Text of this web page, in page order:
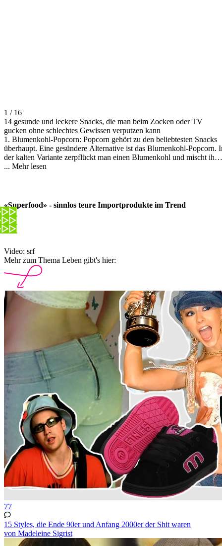
1 / 16
14 gesunde und leckere Snacks, die man beim Zocken oder TV
gucken ohne schlechtes Gewissen verputzen kann
1. Blumenkohl-Popcorn: Popcorn gehört zu den beliebtesten Snacks
überhaupt. Eine gesündere Alternative ist das Blumenkohl-Popcorn.
der kalten Variante zerpflückt man einen Blumenkohl und mischt ihn
in einem Plastiksack mit Nährhefe, Salz, Pfeffer, Ölivenöl und einem
Anschliessend etwas Nährhefe drüber streuen und fertig.Darf es doch
lieber echtes Popcon sein, dann macht man es am besten selbst in der
Pfanne mit ganz wenig Öl. Dagegen ist kaum etwas einzuwenden.
... Mehr lesen
«Superfood» - sinnlos teure Importprodukte im Trend
Video: srf
Mehr zum Thema Leben gibt's hier:
77
15 Styles, die Ende 90er und Anfang 2000er der Shit waren
von Madeleine Sigrist